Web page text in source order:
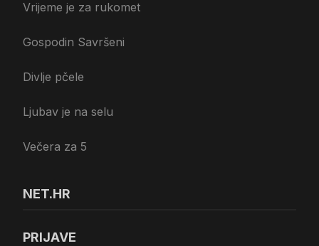
Vrijeme je za rukomet
Gospodin Savršeni
Divlje pčele
Ljubav je na selu
Večera za 5
NET.HR
PRIJAVE